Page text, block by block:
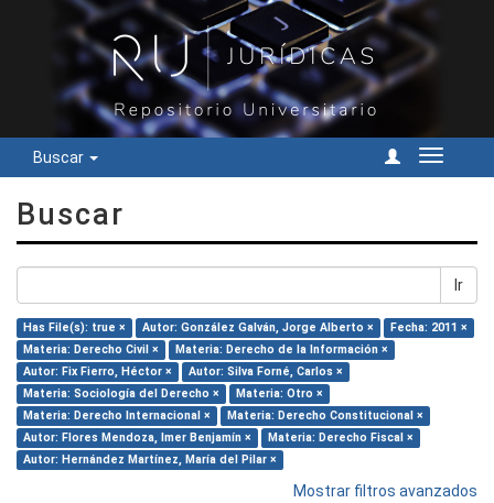
Buscar
Cambiar
Buscar
Ir
Has File(s): true × Autor: González Galván, Jorge Alberto ×
Fecha: 2011 ×
Materia: Derecho Civil ×
Materia: Derecho de la Información ×
Autor: Fix Fierro, Héctor ×
Autor: Silva Forné, Carlos ×
Materia: Sociología del Derecho ×
Materia: Otro ×
Materia: Derecho Internacional ×
Materia: Derecho Constitucional ×
Autor: Flores Mendoza, Imer Benjamín ×
Materia: Derecho Fiscal ×
Autor: Hernández Martínez, María del Pilar ×
Mostrar filtros avanzados